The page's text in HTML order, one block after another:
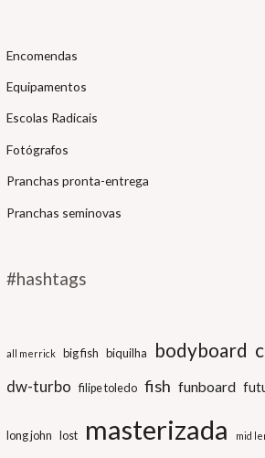
Encomendas
Equipamentos
Escolas Radicais
Fotógrafos
Pranchas pronta-entrega
Pranchas seminovas
#hashtags
all merrick big fish biquilha bodyboard
dw-turbo filipe toledo fish funboard
long john lost masterizada mid